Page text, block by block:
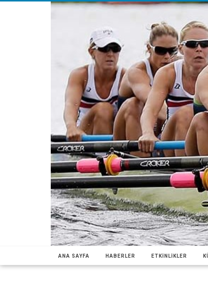
ANA SAYFA HABERLER ETKİNLİKLER